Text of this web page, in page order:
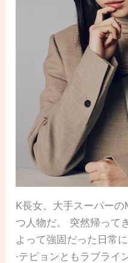
K長女。大手スーパー
つ人物だ。 突然帰って
よって強固だった日常
·テピョンともラブライ